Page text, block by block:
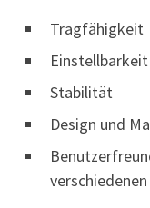
Tragfähigkeit
Stabilität
Design und